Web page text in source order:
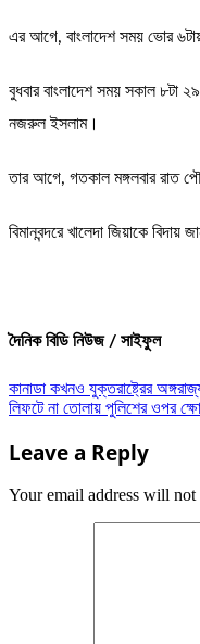
এর আগে, বাংলাদেশ সময় ভোর ৬টায়
বুধবার বাংলাদেশ সময় সকাল ৮টা ২৯
নজরুল ইসলাম।
তার আগে, গতকাল মঙ্গলবার রাত
বিমানবন্দরে খালেদা জিয়াকে
দৈনিক বিডি নিউজ / সাইফুল
Post
navigation
কানাডা কখনও যুক্তরাষ্ট্রের
লিফটে না তোলায় পুলিশের ওপর
Leave a Reply
Your email address will not